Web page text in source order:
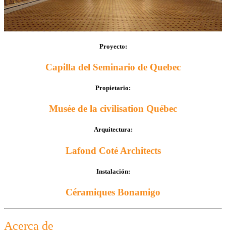
Proyecto:
Capilla del Seminario de Quebec
Propietario:
Musée de la civilisation Québec
Arquitectura:
Lafond Coté Architects
Instalación:
Céramiques Bonamigo
Acerca de